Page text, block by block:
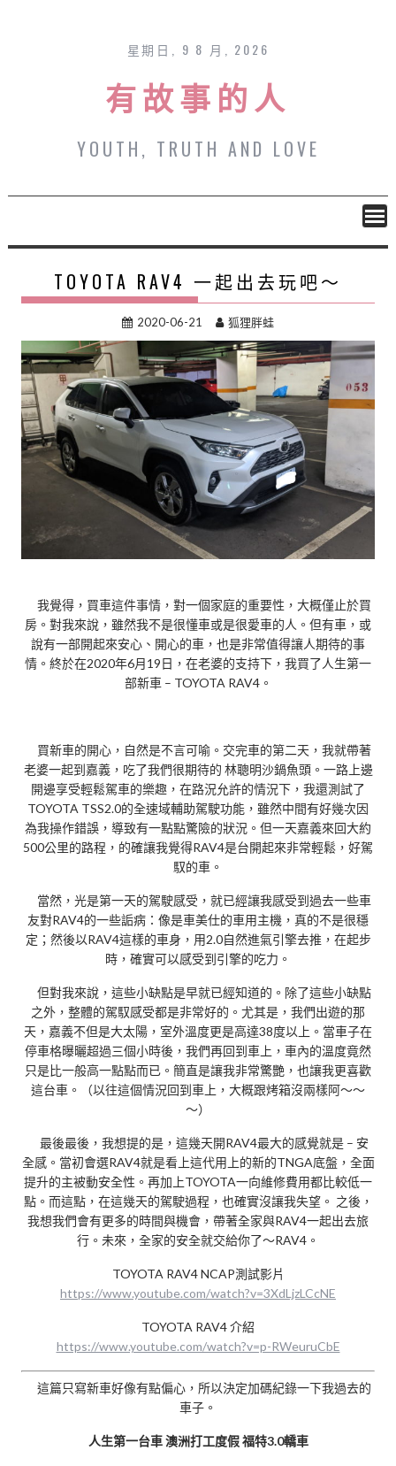
content
星期日, 9 8 月, 2026
有故事的人
YOUTH, TRUTH AND LOVE
TOYOTA RAV4 一起出去玩吧～
2020-06-21 狐狸胖蛙
我覺得，買車這件事情，對一個家庭的重要性，大概僅止於買
房。對我來說，雖然我不是很懂車或是很愛車的人。但有車，或
說有一部開起來安心、開心的車，也是非常值得讓人期待的事
情。終於在2020年6月19日，在老婆的支持下，我買了人生第一
部新車 – TOYOTA RAV4。
買新車的開心，自然是不言可喻。交完車的第二天，我就帶著
老婆一起到嘉義，吃了我們很期待的 林聰明沙鍋魚頭。一路上邊
開邊享受輕鬆駕車的樂趣，在路況允許的情況下，我還測試了
TOYOTA TSS2.0的全速域輔助駕駛功能，雖然中間有好幾次因
為我操作錯誤，導致有一點點驚險的狀況。但一天嘉義來回大約
500公里的路程，的確讓我覺得RAV4是台開起來非常輕鬆，好駕
馭的車。
當然，光是第一天的駕駛感受，就已經讓我感受到過去一些車
友對RAV4的一些詬病：像是車美仕的車用主機，真的不是很穩
定；然後以RAV4這樣的車身，用2.0自然進氣引擎去推，在起步
時，確實可以感受到引擎的吃力。
但對我來說，這些小缺點是早就已經知道的。除了這些小缺點
之外，整體的駕馭感受都是非常好的。尤其是，我們出遊的那
天，嘉義不但是大太陽，室外溫度更是高達38度以上。當車子在
停車格曝曬超過三個小時後，我們再回到車上，車內的溫度竟然
只是比一般高一點點而已。簡直是讓我非常驚艷，也讓我更喜歡
這台車。（以往這個情況回到車上，大概跟烤箱沒兩樣阿～～
～）
最後最後，我想提的是，這幾天開RAV4最大的感覺就是 – 安
全感。當初會選RAV4就是看上這代用上的新的TNGA底盤，全面
提升的主被動安全性。再加上TOYOTA一向維修費用都比較低一
點。而這點，在這幾天的駕駛過程，也確實沒讓我失望。 之後，
我想我們會有更多的時間與機會，帶著全家與RAV4一起出去旅
行。未來，全家的安全就交給你了～RAV4。
TOYOTA RAV4 NCAP測試影片
https://www.youtube.com/watch?v=3XdLjzLCcNE
TOYOTA RAV4 介紹
https://www.youtube.com/watch?v=p-RWeuruCbE
這篇只寫新車好像有點偏心，所以決定加碼紀錄一下我過去的
車子。
人生第一台車 澳洲打工度假 福特3.0轎車